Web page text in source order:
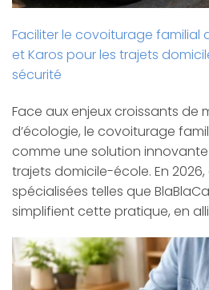
Faciliter le covoiturage familial
et Karos pour les trajets
sécurité
Face aux enjeux croissants de
d’écologie, le covoiturage
comme une solution
trajets domicile-école. En
spécialisées telles que
simplifient cette pratique, en